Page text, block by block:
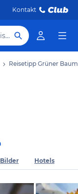
Kontakt
Hotel, Reiseziel
Reisetipp Grüner Baum
Bilder Hotels